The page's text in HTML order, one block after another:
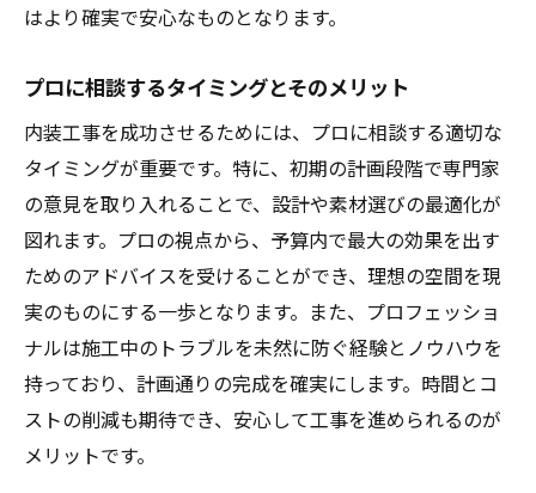
はより確実で安心なものとなります。
プロに相談するタイミングとそのメリット
内装工事を成功させるためには、プロに相談する適切な
タイミングが重要です。特に、初期の計画段階で専門家
の意見を取り入れることで、設計や素材選びの最適化が
図れます。プロの視点から、予算内で最大の効果を出す
ためのアドバイスを受けることができ、理想の空間を現
実のものにする一歩となります。また、プロフェッショ
ナルは施工中のトラブルを未然に防ぐ経験とノウハウを
持っており、計画通りの完成を確実にします。時間とコ
ストの削減も期待でき、安心して工事を進められるのが
メリットです。